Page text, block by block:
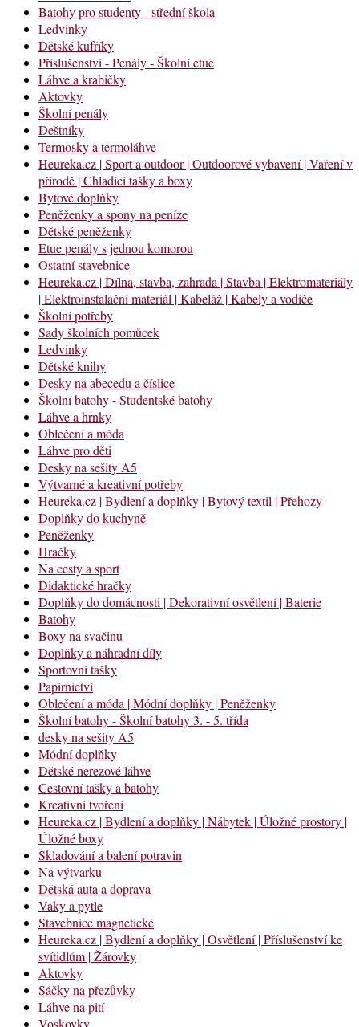
Batohy pro studenty - střední škola
Ledvinky
Dětské kufříky
Příslušenství - Penály - Školní etue
Láhve a krabičky
Aktovky
Školní penály
Deštníky
Termosky a termoláhve
Heureka.cz | Sport a outdoor | Outdoorové vybavení | Vaření v
přírodě | Chladící tašky a boxy
Bytové doplňky
Peněženky a spony na peníze
Dětské peněženky
Etue penály s jednou komorou
Ostatní stavebnice
Heureka.cz | Dílna, stavba, zahrada | Stavba | Elektromateriály
| Elektroinstalační materiál | Kabeláž | Kabely a vodiče
Školní potřeby
Sady školních pomůcek
Ledvinky
Dětské knihy
Desky na abecedu a číslice
Školní batohy - Studentské batohy
Láhve a hrnky
Oblečení a móda
Láhve pro děti
Desky na sešity A5
Výtvarné a kreativní potřeby
Heureka.cz | Bydlení a doplňky | Bytový textil | Přehozy
Doplňky do kuchyně
Peněženky
Hračky
Na cesty a sport
Didaktické hračky
Doplňky do domácnosti | Dekorativní osvětlení | Baterie
Batohy
Boxy na svačinu
Doplňky a náhradní díly
Sportovní tašky
Papírnictví
Oblečení a móda | Módní doplňky | Peněženky
Školní batohy - Školní batohy 3. - 5. třída
desky na sešity A5
Módní doplňky
Dětské nerezové láhve
Cestovní tašky a batohy
Kreativní tvoření
Heureka.cz | Bydlení a doplňky | Nábytek | Úložné prostory |
Úložné boxy
Skladování a balení potravin
Na výtvarku
Dětská auta a doprava
Vaky a pytle
Stavebnice magnetické
Heureka.cz | Bydlení a doplňky | Osvětlení | Příslušenství ke
svítidlům | Žárovky
Aktovky
Sáčky na přezůvky
Láhve na pití
Voskovky